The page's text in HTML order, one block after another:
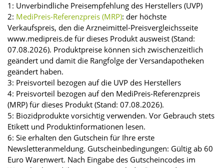
1: Unverbindliche Preisempfehlung des Herstellers (UVP)
2: MediPreis-Referenzpreis (MRP): der höchste
Verkaufspreis, den die Arzneimittel-Preisvergleichsseite
www.medipreis.de für dieses Produkt ausweist (Stand:
07.08.2026). Produktpreise können sich zwischenzeitlich
geändert und damit die Rangfolge der Versandapotheken
geändert haben.
3: Preisvorteil bezogen auf die UVP des Herstellers
4: Preisvorteil bezogen auf den MediPreis-Referenzpreis
(MRP) für dieses Produkt (Stand: 07.08.2026).
5: Biozidprodukte vorsichtig verwenden. Vor Gebrauch stets
Etikett und Produktinformationen lesen.
6: Sie erhalten den Gutschein für Ihre erste
Newsletteranmeldung. Gutscheinbedingungen: Gültig ab 60
Euro Warenwert. Nach Eingabe des Gutscheincodes im